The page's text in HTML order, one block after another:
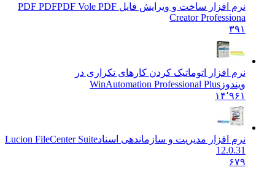
نرم افزار ساخت و ویرایش فایل PDF PDF PDF Vole PDF
Creator Professiona
۳۹۱
نرم افزار اتوماتیک کردن کارهای تکراری در
ویندوز WinAutomation Professional Plus
۱۴٬۹۶۱
نرم افزار مدیریت و سازماندهی اسنادLucion FileCenter Suite
12.0.31
۶۷۹